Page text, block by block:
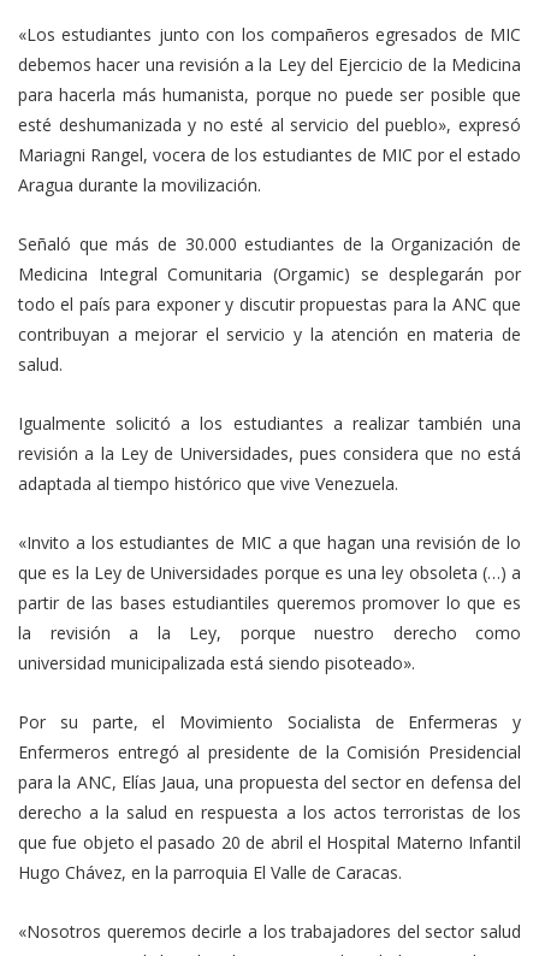
«Los estudiantes junto con los compañeros egresados de MIC
debemos hacer una revisión a la Ley del Ejercicio de la Medicina
para hacerla más humanista, porque no puede ser posible que
esté deshumanizada y no esté al servicio del pueblo», expresó
Mariagni Rangel, vocera de los estudiantes de MIC por el estado
Aragua durante la movilización.
Señaló que más de 30.000 estudiantes de la Organización de
Medicina Integral Comunitaria (Orgamic) se desplegarán por
todo el país para exponer y discutir propuestas para la ANC que
contribuyan a mejorar el servicio y la atención en materia de
salud.
Igualmente solicitó a los estudiantes a realizar también una
revisión a la Ley de Universidades, pues considera que no está
adaptada al tiempo histórico que vive Venezuela.
«Invito a los estudiantes de MIC a que hagan una revisión de lo
que es la Ley de Universidades porque es una ley obsoleta (…) a
partir de las bases estudiantiles queremos promover lo que es
la revisión a la Ley, porque nuestro derecho como
universidad municipalizada está siendo pisoteado».
Por su parte, el Movimiento Socialista de Enfermeras y
Enfermeros entregó al presidente de la Comisión Presidencial
para la ANC, Elías Jaua, una propuesta del sector en defensa del
derecho a la salud en respuesta a los actos terroristas de los
que fue objeto el pasado 20 de abril el Hospital Materno Infantil
Hugo Chávez, en la parroquia El Valle de Caracas.
«Nosotros queremos decirle a los trabajadores del sector salud